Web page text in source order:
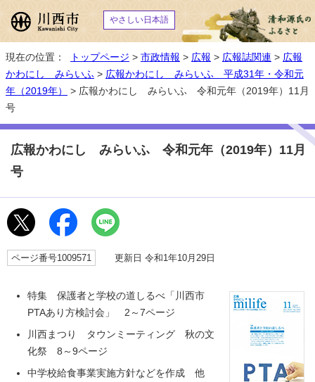
やさしい日本語
現在の位置： トップページ > 市政情報 > 広報 > 広報誌関連 > 広報
かわにし みらいふ > 広報かわにし みらいふ 平成31年・令和元
年（2019年）
> 広報かわにし みらいふ 令和元年（2019年）11月
号
広報かわにし みらいふ 令和元年（2019年）11月
号
ページ番号1009571 更新日 令和1年10月29日
特集 保護者と学校の道しるべ「川西市
PTAあり方検討会」 2～7ページ
川西まつり タウンミーティング 秋の文
化祭 8～9ページ
中学校給食事業実施方針などを作成 他